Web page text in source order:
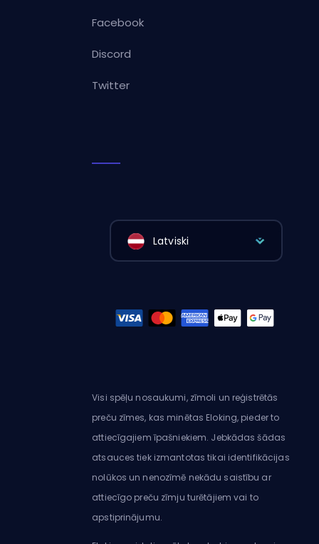
Facebook
Discord
Twitter
Latviski
Visi spēļu nosaukumi, zīmoli un reģistrētās
preču zīmes, kas minētas Eloking, pieder to
attiecīgajiem īpašniekiem. Jebkādas šādas
atsauces tiek izmantotas tikai identifikācijas
nolūkos un nenozīmē nekādu saistību ar
attiecīgo preču zīmju turētājiem vai to
apstiprinājumu.